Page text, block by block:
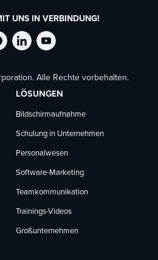
UNS IN VERBINDUNG!
Facebook
folgen
TechSmith
auf
LinkedIn
folgen
TechSmith
auf
YouTube
Alle Rechte vorbehalten.
LÖSUNGEN
Bildschirmaufnahme
Schulung in Unternehmen
Personalwesen
Software-Marketing
Teamkommunikation
Trainings-Videos
Großunternehmen